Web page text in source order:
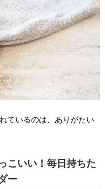
ているのは、ありがたい
こいい！毎日持ちた
ー